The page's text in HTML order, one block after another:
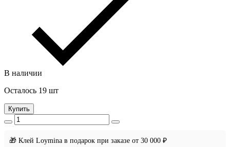
В наличии
Осталось 19 шт
Купить
🎁 Клей Loymina в подарок при заказе от 30 000 ₽